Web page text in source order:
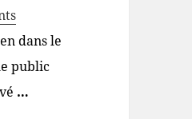
dans le
public
…